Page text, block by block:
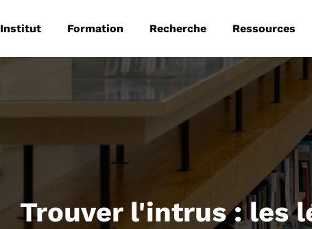
Institut Formation Recherche Ressources
Trouver l'intrus : les